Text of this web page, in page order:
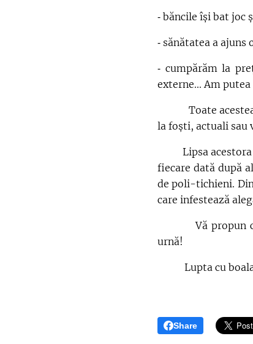
⁃ băncile își bat joc
⁃ sănătatea a
⁃ cumpărăm la
externe... Am
Toate acestea
la foști, actuali
Lipsa acestora
fiecare dată după
de poli-tichieni.
care infestează
Vă propun ca
urnă!
Lupta cu boala
Share